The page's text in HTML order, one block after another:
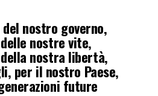
nostro governo,
nostre vite,
nostra libertà,
per il nostro Paese,
future